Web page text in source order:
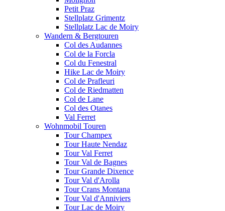
Petit Praz
Stellplatz Grimentz
Stellplatz Lac de Moiry
Wandern & Bergtouren
Col des Audannes
Col de la Forcla
Col du Fenestral
Hike Lac de Moiry
Col de Prafleuri
Col de Riedmatten
Col de Lane
Col des Otanes
Val Ferret
Wohnmobil Touren
Tour Champex
Tour Haute Nendaz
Tour Val Ferret
Tour Val de Bagnes
Tour Grande Dixence
Tour Val d'Arolla
Tour Crans Montana
Tour Val d'Anniviers
Tour Lac de Moiry